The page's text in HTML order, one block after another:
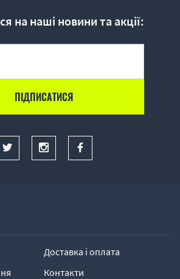
на наші новини та акції:
Доставка і оплата
Контакти